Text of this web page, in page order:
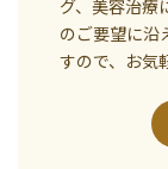
グ、美容治療
のご要望に沿
すので、お気